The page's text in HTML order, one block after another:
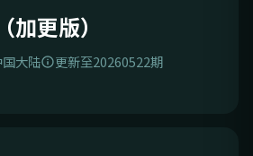
更版）
国大陆
更新至20260522期